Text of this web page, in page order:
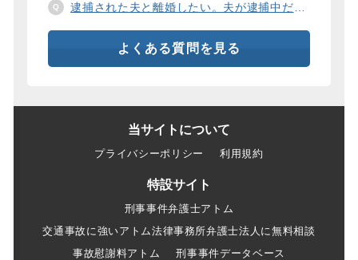
逮捕された夫と離婚したい。夫が逮捕中だと慰謝料は増えるの？
よくある質問を見る
当サイトについて
プライバシーポリシー 利用規約
特設サイト
刑事事件弁護士アトム
交通事故に強いアトム法律事務所弁護士法人に無料相談
事故慰謝料アトム
刑事事件データベース